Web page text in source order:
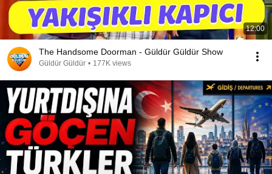
12:00
The Handsome Doorman - Güldür Güldür Show
Güldür Güldür • 177K views